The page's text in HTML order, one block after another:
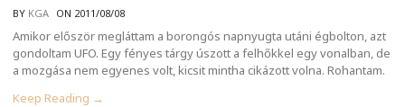
BY KGA ON 2011/08/08
Amikor először megláttam a borongós napnyugta utáni égbolton, azt
gondoltam UFO. Egy fényes tárgy úszott a felhőkkel egy vonalban, de
a mozgása nem egyenes volt, kicsit mintha cikázott volna. Rohantam.
Keep Reading →